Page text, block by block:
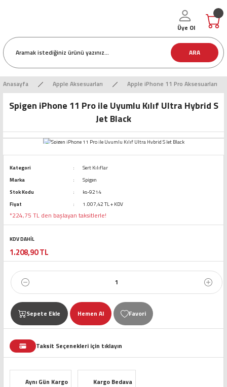
ARA
Üye Ol
Anasayfa Apple Aksesuarları Apple iPhone 11 Pro Aksesuarları
Spigen iPhone 11 Pro ile Uyumlu Kılıf Ultra Hybrid S
Jet Black
Kategori
Sert Kılıflar
Marka
Spigen
Stok Kodu
ks-9214
Fiyat
1.007,42 TL + KDV
*224,75 TL den başlayan taksitlerle!
KDV DAHİL
1.208,90 TL
Sepete Ekle Hemen Al
Taksit Seçenekleri için tıklayın
Aynı Gün Kargo Kargo Bedava